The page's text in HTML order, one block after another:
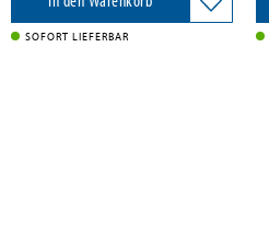
SOFORT LIEFERBAR